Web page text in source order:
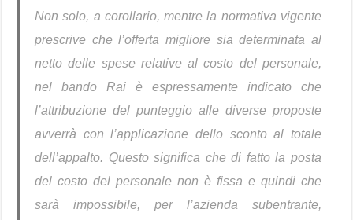
Non solo, a corollario, mentre la normativa vigente
prescrive che l’offerta migliore sia determinata al
netto delle spese relative al costo del personale,
nel bando Rai è espressamente indicato che
l’attribuzione del punteggio alle diverse proposte
avverrà con l’applicazione dello sconto al totale
dell’appalto. Questo significa che di fatto la posta
del costo del personale non è fissa e quindi che
sarà impossibile, per l’azienda subentrante,